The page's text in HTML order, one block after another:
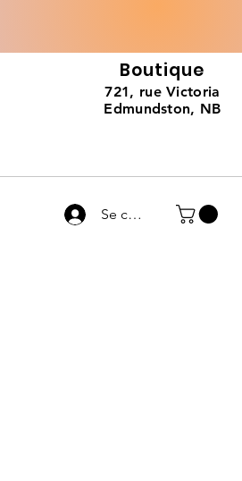
Boutique
721, rue Victoria
Edmundston, NB
Se connecter